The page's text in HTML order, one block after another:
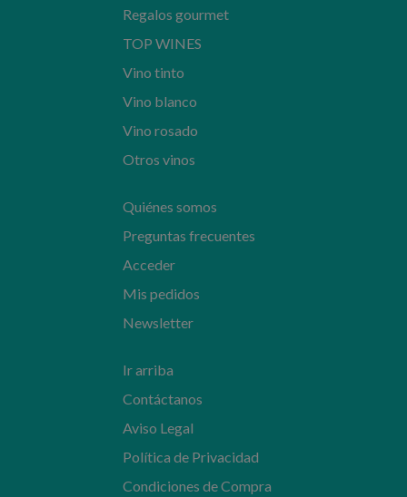
Regalos gourmet
TOP WINES
Vino tinto
Vino blanco
Vino rosado
Otros vinos
Quiénes somos
Preguntas frecuentes
Acceder
Mis pedidos
Newsletter
Ir arriba
Contáctanos
Aviso Legal
Política de Privacidad
Condiciones de Compra